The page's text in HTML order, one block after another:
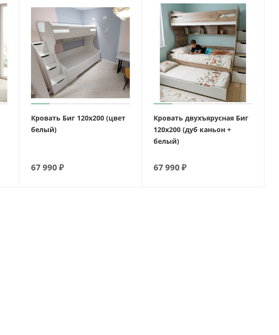
Кровать Биг 120х200 (цвет
белый)
67 990 ₽
Кровать двухъярусная Биг
120х200 (дуб каньон +
белый)
67 990 ₽